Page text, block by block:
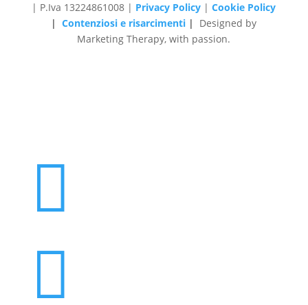
| P.Iva 13224861008 | Privacy Policy |Cookie Policy
| Contenziosi e risarcimenti | Designed by
Marketing Therapy, with passion.

